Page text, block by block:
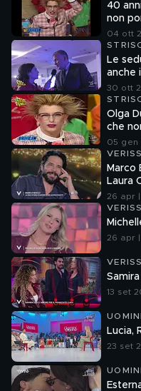
40
non
04 ott
Le
anche
30 ott
Olga
che
05 gen
Marco
Laura
26 apr
26 apr
13 set
Lucia,
23 set